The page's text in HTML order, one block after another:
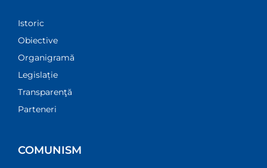
Istoric
Obiective
Organigramă
Legislație
Transparenţă
Parteneri
COMUNISM